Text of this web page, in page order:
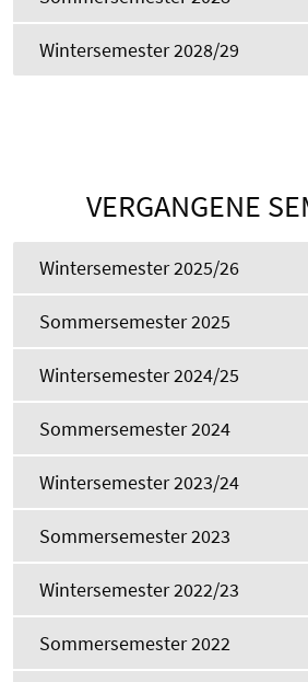
Wintersemester 2028/29
VERGANGENE
Wintersemester 2025/26
Sommersemester 2025
Wintersemester 2024/25
Sommersemester 2024
Wintersemester 2023/24
Sommersemester 2023
Wintersemester 2022/23
Sommersemester 2022